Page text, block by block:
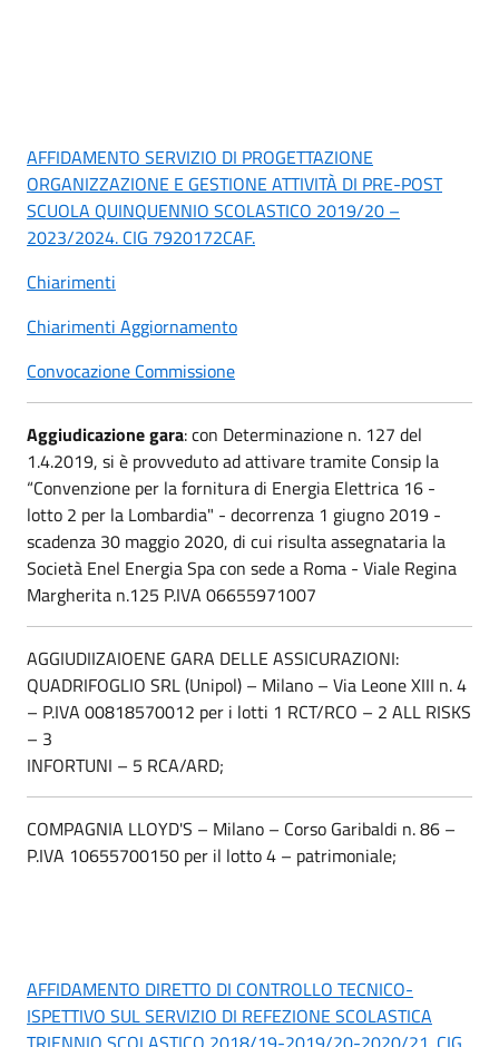
AFFIDAMENTO SERVIZIO DI PROGETTAZIONE
ORGANIZZAZIONE E GESTIONE ATTIVITÀ DI PRE-POST
SCUOLA QUINQUENNIO SCOLASTICO 2019/20 –
2023/2024. CIG 7920172CAF.
Chiarimenti
Chiarimenti Aggiornamento
Convocazione Commissione
Aggiudicazione gara: con Determinazione n. 127 del
1.4.2019, si è provveduto ad attivare tramite Consip la
“Convenzione per la fornitura di Energia Elettrica 16 -
lotto 2 per la Lombardia" - decorrenza 1 giugno 2019 -
scadenza 30 maggio 2020, di cui risulta assegnataria la
Società Enel Energia Spa con sede a Roma - Viale Regina
Margherita n.125 P.IVA 06655971007
AGGIUDIIZAIOENE GARA DELLE ASSICURAZIONI:
QUADRIFOGLIO SRL (Unipol) – Milano – Via Leone XIII n. 4
– P.IVA 00818570012 per i lotti 1 RCT/RCO – 2 ALL RISKS
– 3
INFORTUNI – 5 RCA/ARD;
COMPAGNIA LLOYD'S – Milano – Corso Garibaldi n. 86 –
P.IVA 10655700150 per il lotto 4 – patrimoniale;
AFFIDAMENTO DIRETTO DI CONTROLLO TECNICO-
ISPETTIVO SUL SERVIZIO DI REFEZIONE SCOLASTICA